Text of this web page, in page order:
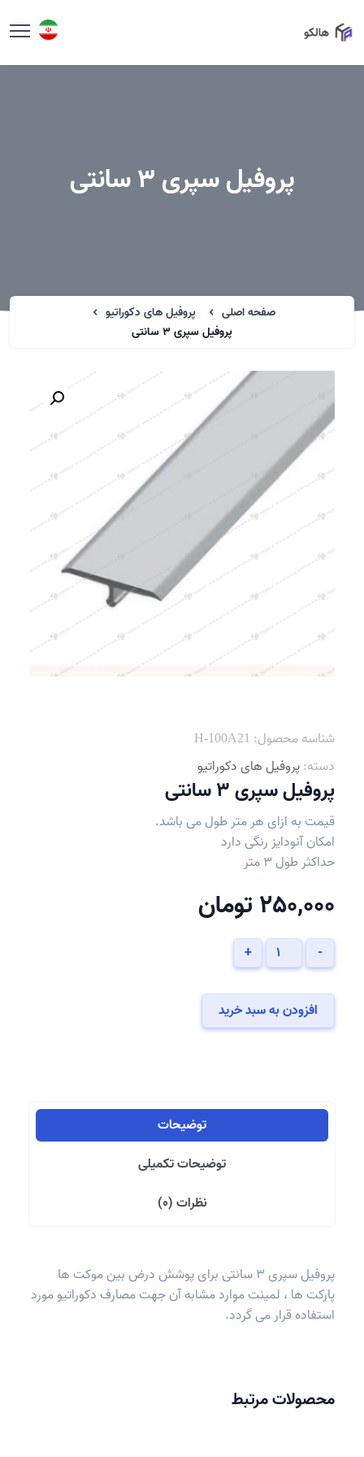
پروفیل سپری 3 سانتی
صفحه اصلی
پروفیل های دکوراتیو
پروفیل سپری 3 سانتی
شناسه محصول: H-100A21
دسته:پروفیل های دکوراتیو
پروفیل سپری 3 سانتی
قیمت به ازای هر متر طول می باشد.
امکان آنودایز رنگی دارد
حداکثر طول 3 متر
250,000تومان
-
پروفیل
سپری
سانتی
عدد
+
افزودن به سبد خرید
توضیحات
توضیحات تکمیلی
نظرات (0)
پروفیل سپری 3 سانتی برای پوشش درض بین موکت ها
پارکت ها ، لمینت موارد مشابه آن جهت مصارف دکوراتیو مورد
استفاده قرار می گردد.
محصولات مرتبط